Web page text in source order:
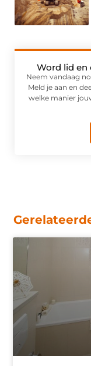
Word lid en
Neem vandaag
Meld je aan en
welke manier